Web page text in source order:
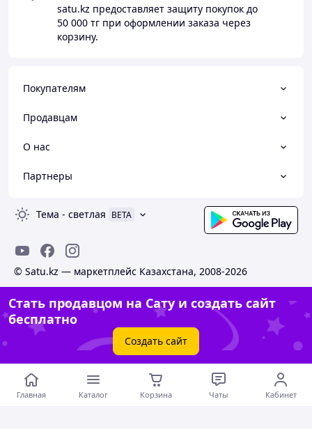
satu.kz предоставляет защиту покупок до
50 000 тг при оформлении заказа через
корзину.
Покупателям
Продавцам
О нас
Партнеры
Тема - светлая BETA
© Satu.kz — маркетплейс Казахстана, 2008-2026
Стать продавцом на Сату и создать сайт
бесплатно
Создать сайт
Главная Каталог Корзина Чаты Кабинет